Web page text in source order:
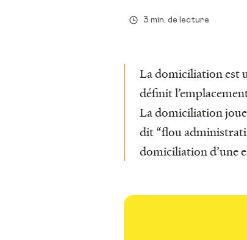
3 min. de lecture
La domiciliation est
définit
La domiciliation
dit “flou
domiciliation d’une